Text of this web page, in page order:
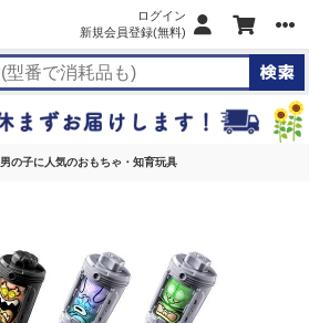
ログイン
新規会員登録(無料)
男の子に人気のおもちゃ・知育玩具